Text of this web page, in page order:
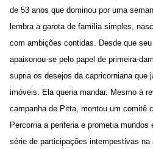
de 53 anos que dominou por uma
lembra a garota de família simples,
com ambições contidas. Desde que
apaixonou-se pelo papel de primeira-
supria os desejos da capricorniana que
imóveis. Ela queria mandar. Mesmo à
campanha de Pitta, montou um comitê
Percorria a periferia e prometia
série de participações intempestivas na